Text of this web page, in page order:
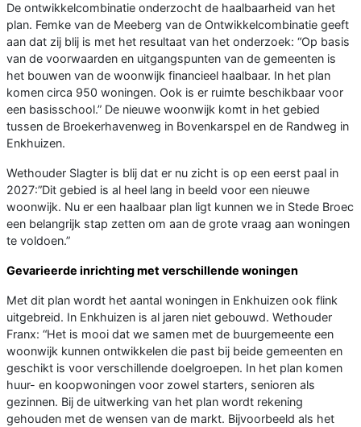
De ontwikkelcombinatie onderzocht de haalbaarheid van het
plan. Femke van de Meeberg van de Ontwikkelcombinatie geeft
aan dat zij blij is met het resultaat van het onderzoek: “Op basis
van de voorwaarden en uitgangspunten van de gemeenten is
het bouwen van de woonwijk financieel haalbaar. In het plan
komen circa 950 woningen. Ook is er ruimte beschikbaar voor
een basisschool.” De nieuwe woonwijk komt in het gebied
tussen de Broekerhavenweg in Bovenkarspel en de Randweg in
Enkhuizen.
Wethouder Slagter is blij dat er nu zicht is op een eerst paal in
2027:”Dit gebied is al heel lang in beeld voor een nieuwe
woonwijk. Nu er een haalbaar plan ligt kunnen we in Stede Broec
een belangrijk stap zetten om aan de grote vraag aan woningen
te voldoen.”
Gevarieerde inrichting met verschillende woningen
Met dit plan wordt het aantal woningen in Enkhuizen ook flink
uitgebreid. In Enkhuizen is al jaren niet gebouwd. Wethouder
Franx: “Het is mooi dat we samen met de buurgemeente een
woonwijk kunnen ontwikkelen die past bij beide gemeenten en
geschikt is voor verschillende doelgroepen. In het plan komen
huur- en koopwoningen voor zowel starters, senioren als
gezinnen. Bij de uitwerking van het plan wordt rekening
gehouden met de wensen van de markt. Bijvoorbeeld als het